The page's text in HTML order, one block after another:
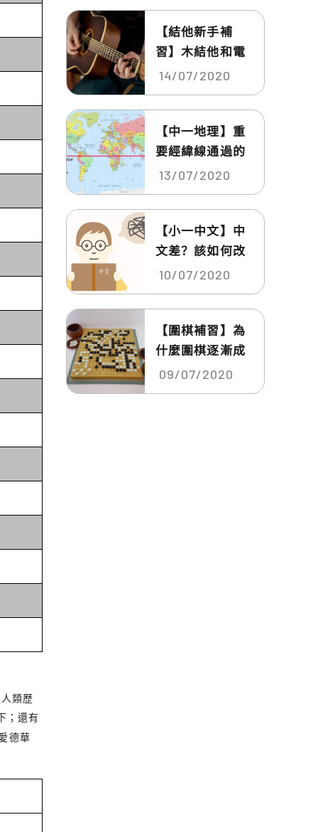
類歷
；還有
德華
【結他新手補
習】木結他和電
結他該怎...
14/07/2020
【中一地理】重
要經緯線通過的
地方
13/07/2020
【小一中文】中
文差？該如何改
善
10/07/2020
【圍棋補習】為
什麼圍棋逐漸成
為了許...
09/07/2020